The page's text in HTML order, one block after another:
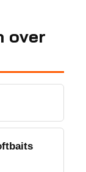
over